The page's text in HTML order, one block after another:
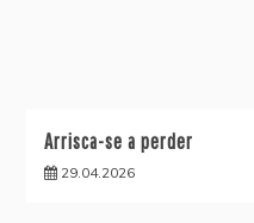
Arrisca-se a perder
29.04.2026